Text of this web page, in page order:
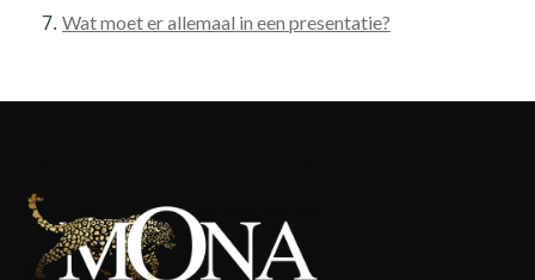
Wat moet er allemaal in een presentatie?